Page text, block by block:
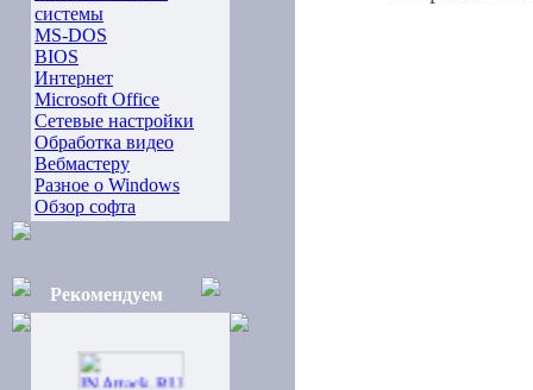
системы
MS-DOS
BIOS
Интернет
Microsoft Office
Сетевые настройки
Обработка видео
Вебмастеру
Разное о Windows
Обзор софта
Рекомендуем